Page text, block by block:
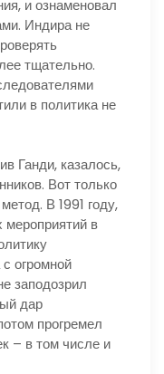
и ознаменовал
Индира не
тщательно.
в политика не
Ганди, казалось,
Вот только
В 1991 году,
мероприятий в
огромной
заподозрил
дар
прогремел
– в том числе и